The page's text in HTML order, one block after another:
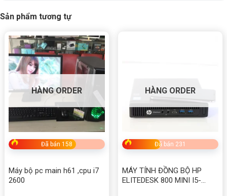
Thông số kỹ thuật
Xuất xứ Trung Quốc
Sản phẩm tương tự
HÀNG ORDER
Đã bán 158
Máy bộ pc main h61 ,cpu i7
2600
HÀNG ORDER
Đã bán 231
MÁY TÍNH ĐỒNG BỘ HP
ELITEDESK 800 MINI I5-